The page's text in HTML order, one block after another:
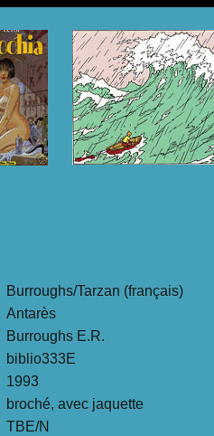
Burroughs/Tarzan (français)
Antarès
Burroughs E.R.
biblio333E
1993
broché, avec jaquette
TBE/N